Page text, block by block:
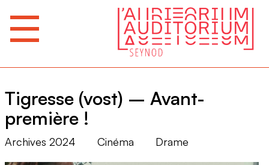
Tigresse (vost) – Avant-
première !
Archives 2024 Cinéma Drame